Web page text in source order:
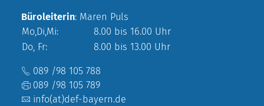
Büroleiterin: Maren Puls
Mo,Di,Mi:
8.00 bis 16.00 Uhr
Do, Fr:
8.00 bis 13.00 Uhr
089 /98 105 788
089 /98 105 789
info(at)def-bayern.de